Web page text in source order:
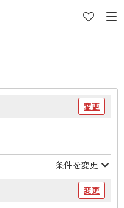
変更
条件を変更
変更